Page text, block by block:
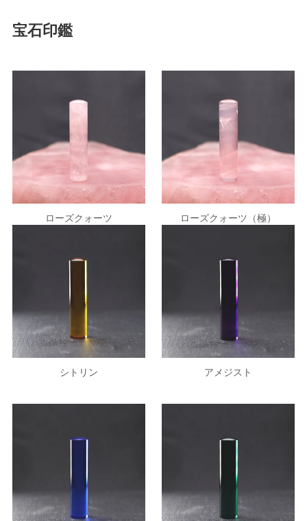
宝石印鑑
ローズクォーツ ローズクォーツ（極）
シトリン アメジスト